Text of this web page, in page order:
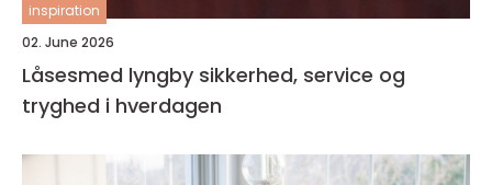
inspiration
02. June 2026
Låsesmed lyngby sikkerhed, service og
tryghed i hverdagen